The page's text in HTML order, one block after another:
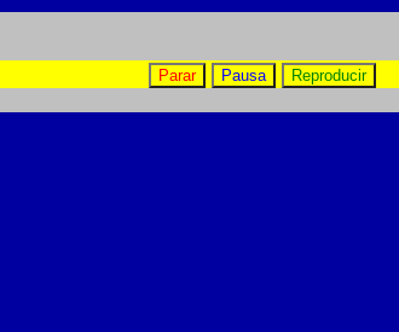
Parar Pausa Reproducir